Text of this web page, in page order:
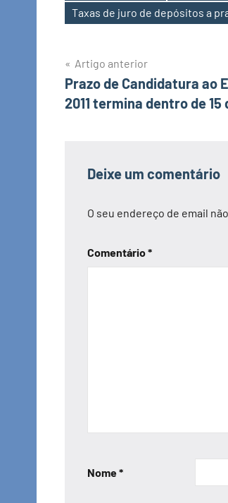
Etiquetas
Taxas de juro de depósitos a
Navegação
de
Artigo anterior
Prazo de Candidatura ao
2011 termina dentro de 15
Deixe um comentário
O seu endereço de email
Comentário*
Nome*